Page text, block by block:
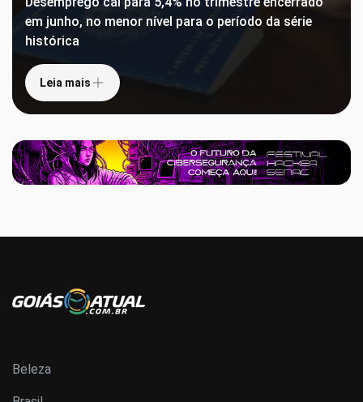
em junho, no menor nível para o período da série
histórica
Leia mais
Beleza